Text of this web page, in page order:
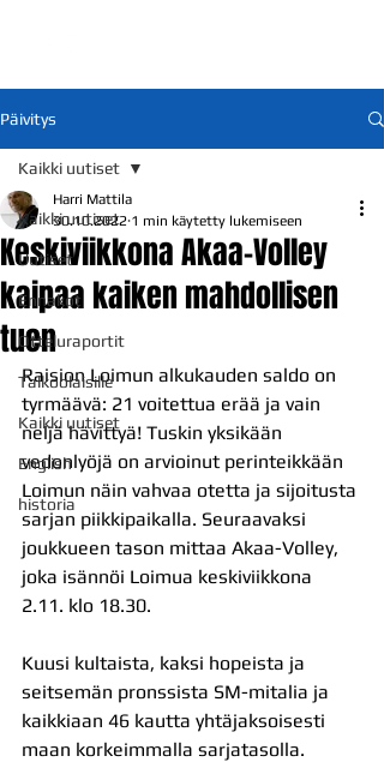
Päivitys
Kaikki uutiset
Uutiset
Ennakot
Otteluraportit
Talkoolaisille
Kaikki uutiset
English
historia
Kaikki uutiset
Keskiviikkona Akaa-Volley
kaipaa kaiken mahdollisen
tuen
Harri Mattila
30.10.2022 1 min käytetty lukemiseen
Raision Loimun alkukauden saldo on
tyrmäävä: 21 voitettua erää ja vain
neljä hävittyä! Tuskin yksikään
vedonlyöjä on arvioinut perinteikkään
Loimun näin vahvaa otetta ja sijoitusta
sarjan piikkipaikalla. Seuraavaksi
joukkueen tason mittaa Akaa-Volley,
joka isännöi Loimua keskiviikkona
2.11. klo 18.30.
Kuusi kultaista, kaksi hopeista ja
seitsemän pronssista SM-mitalia ja
kaikkiaan 46 kautta yhtäjaksoisesti
maan korkeimmalla sarjatasolla.